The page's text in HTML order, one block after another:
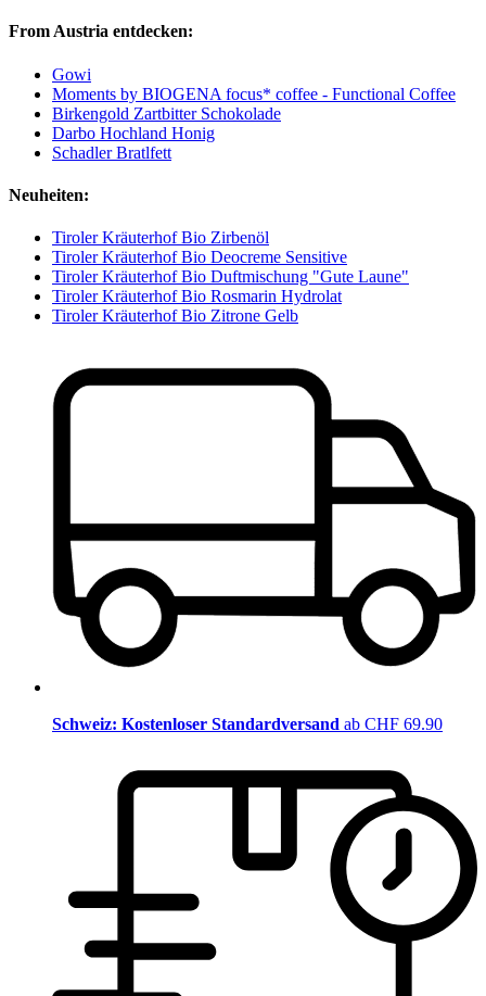
From Austria entdecken:
Gowi
Moments by BIOGENA focus* coffee - Functional Coffee
Birkengold Zartbitter Schokolade
Darbo Hochland Honig
Schadler Bratlfett
Neuheiten:
Tiroler Kräuterhof Bio Zirbenöl
Tiroler Kräuterhof Bio Deocreme Sensitive
Tiroler Kräuterhof Bio Duftmischung "Gute Laune"
Tiroler Kräuterhof Bio Rosmarin Hydrolat
Tiroler Kräuterhof Bio Zitrone Gelb
Schweiz: Kostenloser Standardversand ab CHF 69.90